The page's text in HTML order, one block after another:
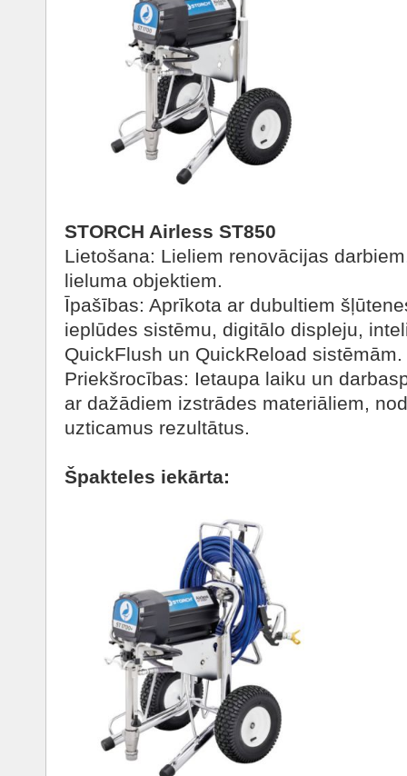
STORCH Airless ST850
Lietošana: Lieliem renovācijas
lieluma objektiem.
Īpašības: Aprīkota ar dubultiem
ieplūdes sistēmu, digitālo displeju,
QuickFlush un QuickReload sistēmām.
Priekšrocības: Ietaupa laiku un
ar dažādiem izstrādes materiāliem,
uzticamus rezultātus.
Špakteles iekārta: